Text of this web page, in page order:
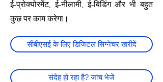
ई-प्रोक्योरमेंट, ई-नीलामी, ई-बिडिंग और भी बहुत
कुछ पर काम करेगा।
सीबीएसई के लिए डिजिटल सिग्नेचर खरीदें
संदेह हो रहा है? जांच भेजें